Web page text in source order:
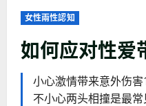
女性兩性認知
如何应对性爱
小心激情带来意外伤
不小心两头相撞是最